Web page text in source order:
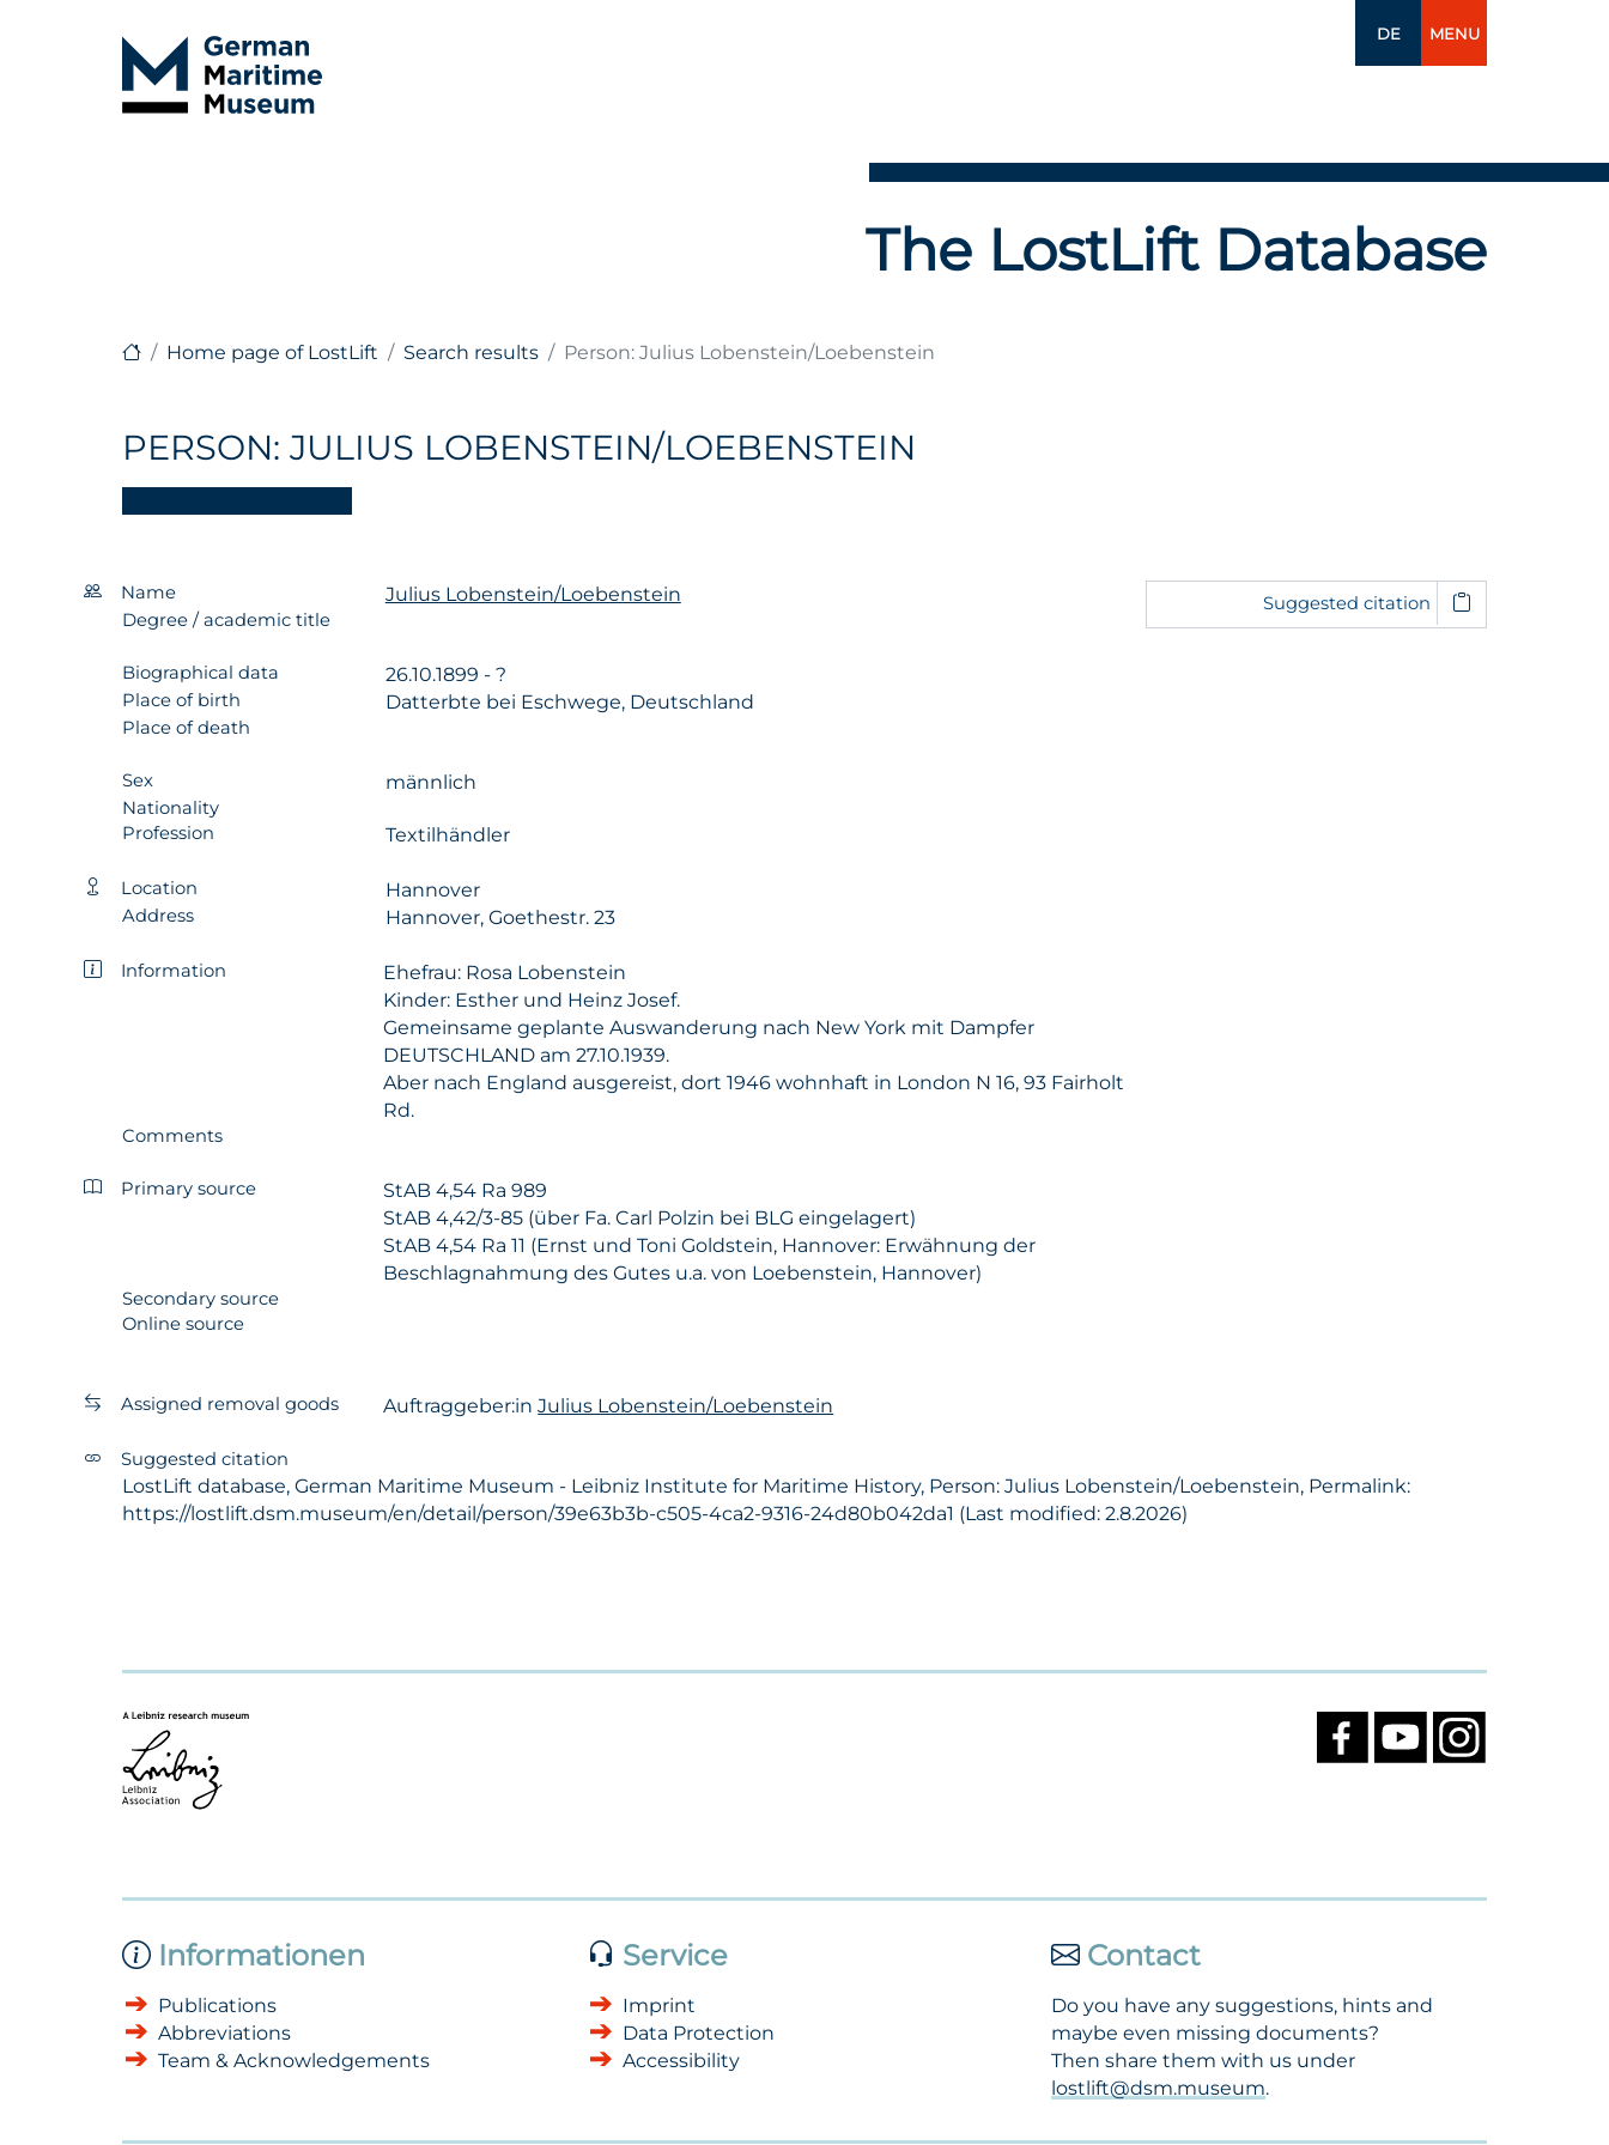
DE MENU
The LostLift Database
Home page of LostLift Search results Person: Julius Lobenstein/Loebenstein
PERSON: JULIUS LOBENSTEIN/LOEBENSTEIN
Name Julius Lobenstein/Loebenstein
Degree / academic title
Biographical data 26.10.1899 - ?
Place of birth Datterbte bei Eschwege, Deutschland
Place of death
Sex männlich
Nationality
Profession
Textilhändler
Location Hannover
Address Hannover, Goethestr. 23
Suggested citation
Information
Ehefrau: Rosa Lobenstein
Kinder: Esther und Heinz Josef.
Gemeinsame geplante Auswanderung nach New York mit Dampfer
DEUTSCHLAND am 27.10.1939.
Aber nach England ausgereist, dort 1946 wohnhaft in London N 16, 93 Fairholt
Rd.
Comments
Primary source
StAB 4,54 Ra 989
StAB 4,42/3-85 (über Fa. Carl Polzin bei BLG eingelagert)
StAB 4,54 Ra 11 (Ernst und Toni Goldstein, Hannover: Erwähnung der
Beschlagnahmung des Gutes u.a. von Loebenstein, Hannover)
Secondary source
Online source
Assigned removal goods Auftraggeber:inJulius Lobenstein/Loebenstein
Suggested citation
LostLift database, German Maritime Museum - Leibniz Institute for Maritime History, Person: Julius Lobenstein/Loebenstein, Permalink:
https://lostlift.dsm.museum/en/detail/person/39e63b3b-c505-4ca2-9316-24d80b042da1 (Last modified: 2.8.2026)
Informationen
Publications
Abbreviations
Team & Acknowledgements
Service
Imprint
Data Protection
Accessibility
Contact
Do you have any suggestions, hints and
maybe even missing documents?
Then share them with us under
lostlift@dsm.museum.